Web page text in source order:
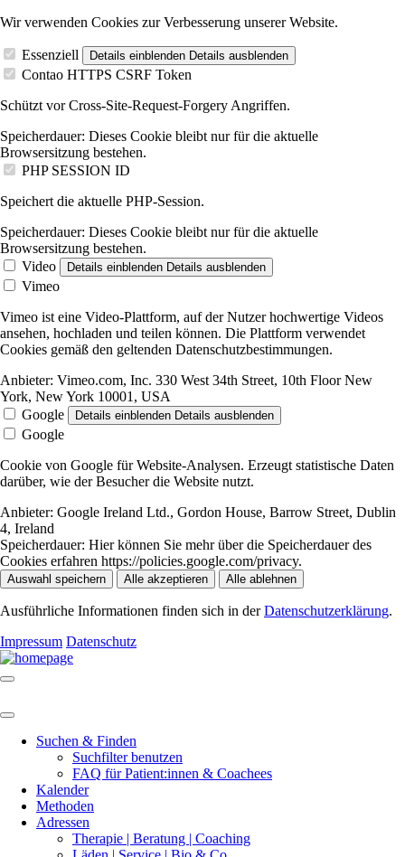
Wir verwenden Cookies zur Verbesserung unserer Website.
Essenziell Details einblenden Details ausblenden
Contao HTTPS CSRF Token
Schützt vor Cross-Site-Request-Forgery Angriffen.
Speicherdauer: Dieses Cookie bleibt nur für die aktuelle
Browsersitzung bestehen.
PHP SESSION ID
Speichert die aktuelle PHP-Session.
Speicherdauer: Dieses Cookie bleibt nur für die aktuelle
Browsersitzung bestehen.
Video
Details einblenden Details ausblenden
Vimeo
Vimeo ist eine Video-Plattform, auf der Nutzer hochwertige Videos
ansehen, hochladen und teilen können. Die Plattform verwendet
Cookies gemäß den geltenden Datenschutzbestimmungen.
Anbieter: Vimeo.com, Inc. 330 West 34th Street, 10th Floor New
York, New York 10001, USA
Google
Details einblenden Details ausblenden
Google
Cookie von Google für Website-Analysen. Erzeugt statistische Daten
darüber, wie der Besucher die Website nutzt.
Anbieter: Google Ireland Ltd., Gordon House, Barrow Street, Dublin
4, Ireland
Speicherdauer: Hier können Sie mehr über die Speicherdauer des
Cookies erfahren https://policies.google.com/privacy.
Auswahl speichern Alle akzeptieren Alle ablehnen
Ausführliche Informationen finden sich in derDatenschutzerklärung.
Impressum Datenschutz
Suchen & Finden
Suchfilter benutzen
FAQ für Patient:innen & Coachees
Kalender
Methoden
Adressen
Therapie | Beratung | Coaching